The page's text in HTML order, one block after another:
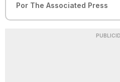
Por The Associated Press